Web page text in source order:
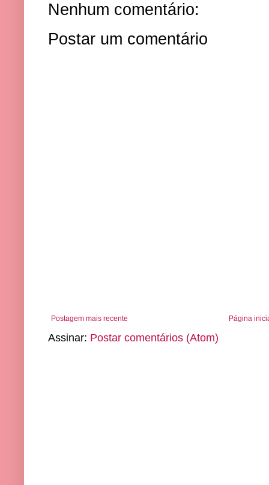
Nenhum comentário:
Postar um comentário
Postagem mais recente Página
Assinar: Postar comentários (Atom)